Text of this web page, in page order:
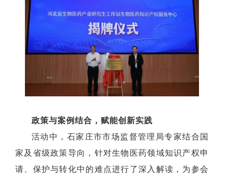
政策与案例结合，赋能创新实践
活动中，石家庄市市场监督管理局专家结合国
家及省级政策导向，针对生物医药领域知识产权申
请、保护与转化中的难点进行了深入解读，为参会